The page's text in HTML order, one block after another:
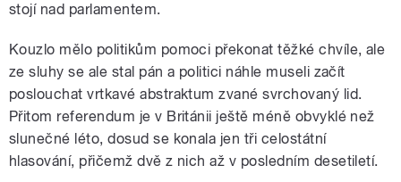
stojí nad parlamentem.
Kouzlo mělo politikům pomoci překonat těžké chvíle, ale
ze sluhy se ale stal pán a politici náhle museli začít
poslouchat vrtkavé abstraktum zvané svrchovaný lid.
Přitom referendum je v Británii ještě méně obvyklé než
slunečné léto, dosud se konala jen tři celostátní
hlasování, přičemž dvě z nich až v posledním desetiletí.